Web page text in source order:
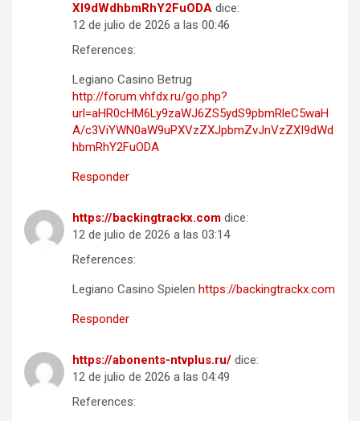
XI9dWdhbmRhY2FuODA dice:
12 de julio de 2026 a las 00:46
References:
Legiano Casino Betrug
http://forum.vhfdx.ru/go.php?
url=aHR0cHM6Ly9zaWJ6ZS5ydS9pbmRleC5waH
A/c3ViYWN0aW9uPXVzZXJpbmZvJnVzZXI9dWd
hbmRhY2FuODA
Responder
https://backingtrackx.com dice:
12 de julio de 2026 a las 03:14
References:
Legiano Casino Spielen https://backingtrackx.com
Responder
https://abonents-ntvplus.ru/ dice:
12 de julio de 2026 a las 04:49
References: